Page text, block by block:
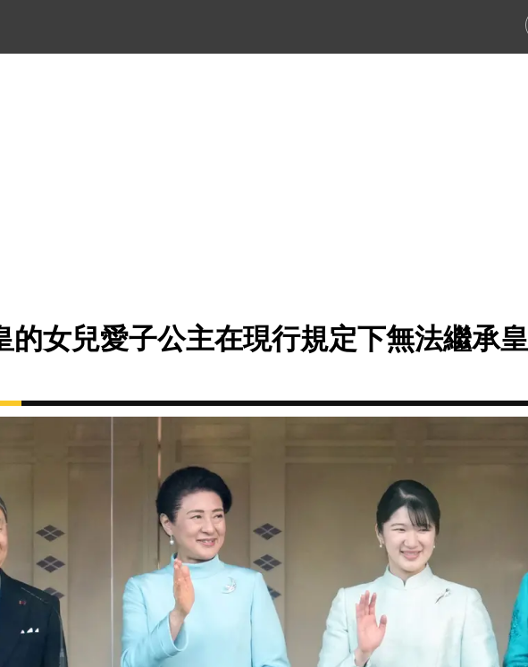
的女兒愛子公主在現行規定下無法繼承皇